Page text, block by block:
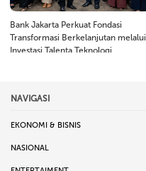
Bank Jakarta Perkuat Fondasi
Transformasi Berkelanjutan melalui
Investasi Talenta Teknologi
NAVIGASI
EKONOMI & BISNIS
NASIONAL